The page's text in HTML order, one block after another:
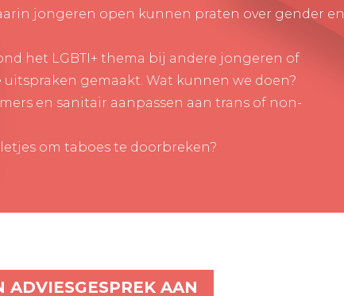
jongeren open kunnen praten over gender en
het LGBTI+ thema bij andere jongeren of
gemaakt. Wat kunnen we doen?
en sanitair aanpassen aan trans of non-
om taboes te doorbreken?
ADVIESGESPREK AAN